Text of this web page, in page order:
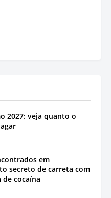
2027: veja quanto o
em
secreto de carreta com
cocaína